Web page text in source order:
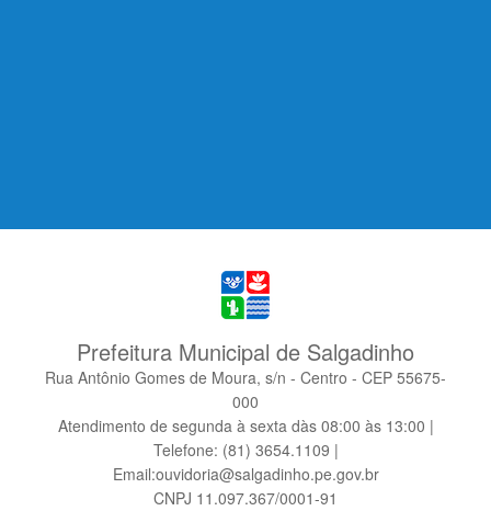
Prefeitura Municipal de Salgadinho
Rua Antônio Gomes de Moura, s/n - Centro - CEP 55675-
000
Atendimento de segunda à sexta dàs 08:00 às 13:00 |
Telefone: (81) 3654.1109 |
Email:ouvidoria@salgadinho.pe.gov.br
CNPJ 11.097.367/0001-91